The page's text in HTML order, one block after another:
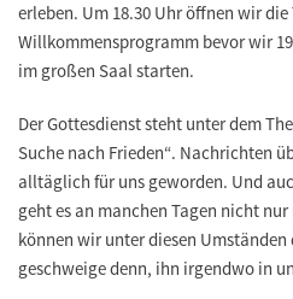
erleben. Um 18.30 Uhr öffnen wir
Willkommensprogramm bevor wir
im großen Saal starten.
Der Gottesdienst steht unter dem
Suche nach Frieden“. Nachrichten
alltäglich für uns geworden. Und
geht es an manchen Tagen nicht
können wir unter diesen Umständen
geschweige denn, ihn irgendwo in